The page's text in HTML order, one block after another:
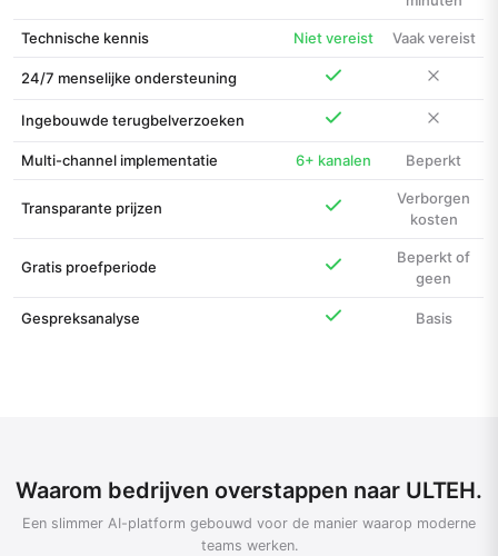
Technische kennis Niet vereist Vaak vereist
24/7 menselijke ondersteuning
Ingebouwde terugbelverzoeken
Multi-channel implementatie 6+ kanalen Beperkt
Transparante prijzen
Verborgen
kosten
Gratis proefperiode
Beperkt of
geen
Gespreksanalyse Basis
Waarom bedrijven overstappen naar ULTEH.
Een slimmer AI-platform gebouwd voor de manier waarop moderne
teams werken.